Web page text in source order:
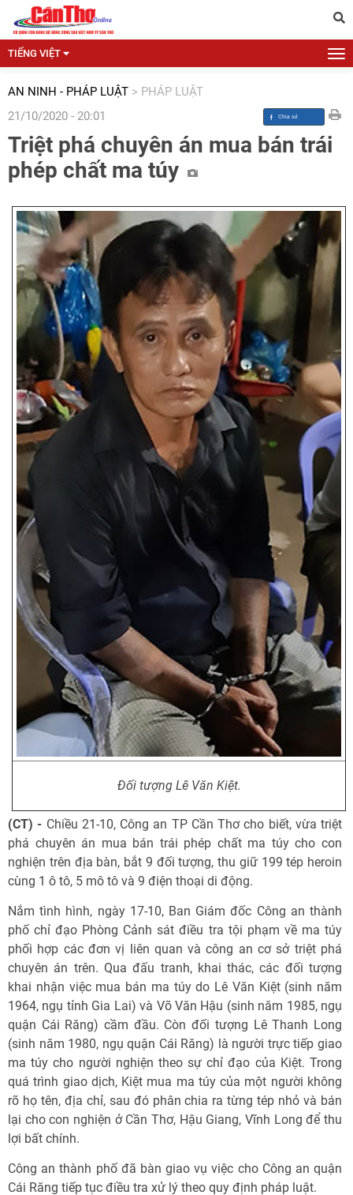
TIẾNG VIỆT
AN NINH - PHÁP LUẬT > PHÁP LUẬT
21/10/2020 - 20:01
Triệt phá chuyên án mua bán trái
phép chất ma túy
Đối tượng Lê Văn Kiệt.
(CT) - Chiều 21-10, Công an TP Cần Thơ cho biết, vừa triệt
phá chuyên án mua bán trái phép chất ma túy cho con
nghiện trên địa bàn, bắt 9 đối tượng, thu giữ 199 tép heroin
cùng 1 ô tô, 5 mô tô và 9 điện thoại di động.
Nắm tình hình, ngày 17-10, Ban Giám đốc Công an thành
phố chỉ đạo Phòng Cảnh sát điều tra tội phạm về ma túy
phối hợp các đơn vị liên quan và công an cơ sở triệt phá
chuyên án trên. Qua đấu tranh, khai thác, các đối tượng
khai nhận việc mua bán ma túy do Lê Văn Kiệt (sinh năm
1964, ngụ tỉnh Gia Lai) và Võ Văn Hậu (sinh năm 1985, ngụ
quận Cái Răng) cầm đầu. Còn đối tượng Lê Thanh Long
(sinh năm 1980, ngụ quận Cái Răng) là người trực tiếp giao
ma túy cho người nghiện theo sự chỉ đạo của Kiệt. Trong
quá trình giao dịch, Kiệt mua ma túy của một người không
rõ họ tên, địa chỉ, sau đó phân chia ra từng tép nhỏ và bán
lại cho con nghiện ở Cần Thơ, Hậu Giang, Vĩnh Long để thu
lợi bất chính.
Công an thành phố đã bàn giao vụ việc cho Công an quận
Cái Răng tiếp tục điều tra xử lý theo quy định pháp luật.